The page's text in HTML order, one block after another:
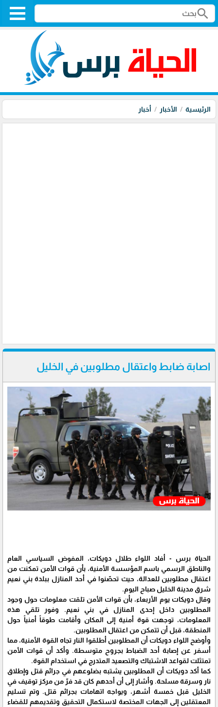
search
الرئيسية الأخبار أخبار
اصابة ضابط واعتقال مطلوبين في الخليل
الحياة برس - أفاد اللواء طلال دويكات، المفوض السياسي العام
والناطق الرسمي باسم المؤسسة الأمنية، بأن قوات الأمن تمكنت من
اعتقال مطلوبين للعدالة، حيث تحصّنوا في أحد المنازل ببلدة بني نعيم
شرق مدينة الخليل صباح اليوم.
وقال دويكات يوم الأربعاء، بأن قوات الأمن تلقت معلومات حول وجود
المطلوبين داخل إحدى المنازل في بني نعيم. وفور تلقي هذه
المعلومات، توجهت قوة أمنية إلى المكان وأقامت طوقاً أمنياً حول
المنطقة، قبل أن تتمكن من اعتقال المطلوبين.
وأوضح اللواء دويكات أن المطلوبين أطلقوا النار تجاه القوة الأمنية، مما
أسفر عن إصابة أحد الضباط بجروح متوسطة. وأكد أن قوات الأمن
تمتثلت لقواعد الاشتباك والتصعيد المتدرج في استخدام القوة.
كما أكد دويكات أن المطلوبين يشتبه بضلوعهم في جرائم قتل وإطلاق
نار وسرقة مسلحة. وأشار إلى أن أحدهم كان قد فرّ من مركز توقيف في
الخليل قبل خمسة أشهر، ويواجه اتهامات بجرائم قتل. وتم تسليم
المعتقلين إلى الجهات المختصة لاستكمال التحقيق وتقديمهم للقضاء